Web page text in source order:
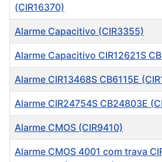
(CIR16370)
Alarme Capacitivo (CIR3355)
Alarme Capacitivo CIR12621S
Alarme CIR13468S CB6115E
Alarme CIR24754S CB24803E
Alarme CMOS (CIR9410)
Alarme CMOS 4001 com trava